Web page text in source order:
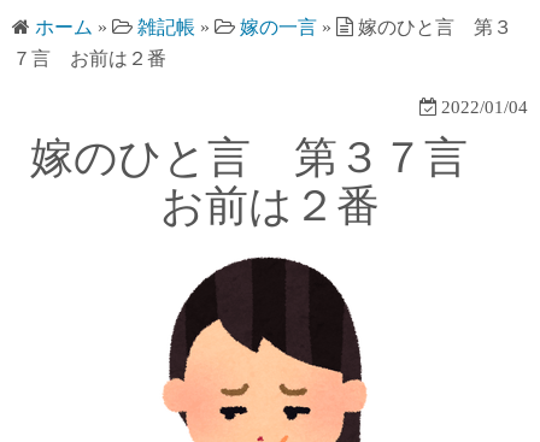
ホーム » 雑記帳 » 嫁の一言 »
嫁のひと言 第３
７言 お前は２番
2022/01/04
嫁のひと言 第３７言
お前は２番